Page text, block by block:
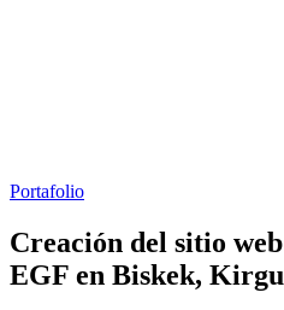
Portafolio
Creación del sitio
EGF en Biskek,